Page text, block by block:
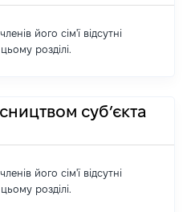
його сім'ї відсутні
розділі.
суб’єкта
його сім'ї відсутні
розділі.